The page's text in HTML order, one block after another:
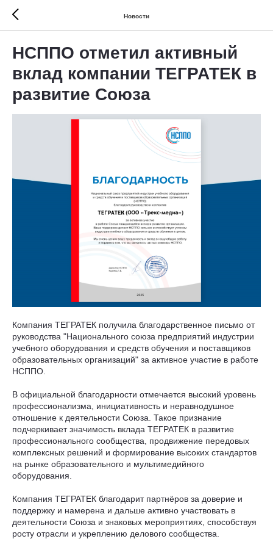
Новости
НСППО отметил активный
вклад компании ТЕГРАТЕК в
развитие Союза
Компания ТЕГРАТЕК получила благодарственное письмо от
руководства "Национального союза предприятий индустрии
учебного оборудования и средств обучения и поставщиков
образовательных организаций" за активное участие в работе
НСППО.
В официальной благодарности отмечается высокий уровень
профессионализма, инициативность и неравнодушное
отношение к деятельности Союза. Такое признание
подчеркивает значимость вклада ТЕГРАТЕК в развитие
профессионального сообщества, продвижение передовых
комплексных решений и формирование высоких стандартов
на рынке образовательного и мультимедийного
оборудования.
Компания ТЕГРАТЕК благодарит партнёров за доверие и
поддержку и намерена и дальше активно участвовать в
деятельности Союза и знаковых мероприятиях, способствуя
росту отрасли и укреплению делового сообщества.